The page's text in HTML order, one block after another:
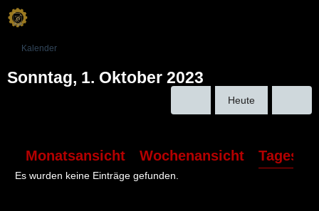
Kalender
Sonntag, 1. Oktober 2023
Heute
Monatsansicht Wochenansicht
Es wurden keine Einträge gefunden.